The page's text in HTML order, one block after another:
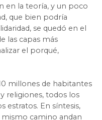
en la teoría, y un poco
que bien podría
se quedó en el
las capas más
el porqué,
millones de habitantes
religiones, todos los
estratos. En síntesis,
camino andan